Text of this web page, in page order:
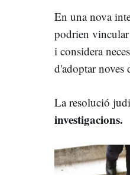
En una nova
podrien
i considera
d'adoptar noves
La resolució
investigacions.